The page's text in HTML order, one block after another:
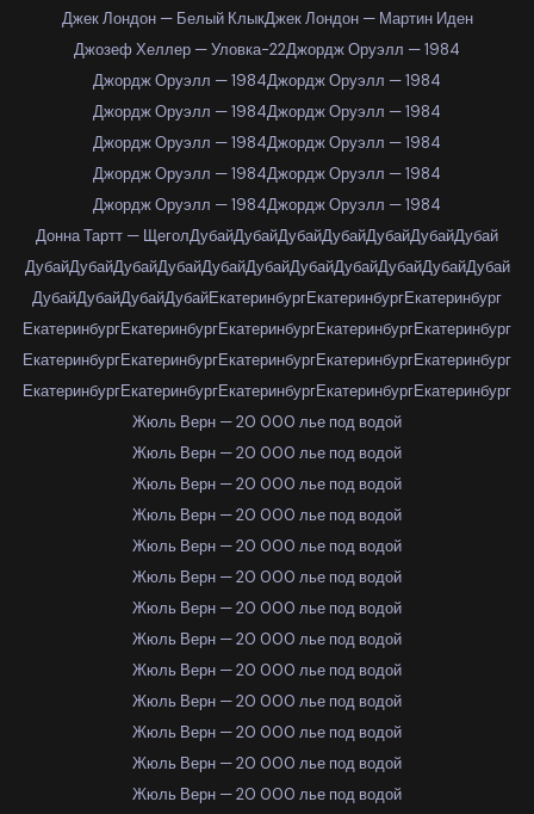
Джек Лондон — Белый КлыкДжек Лондон — Мартин Иден
Джозеф Хеллер — Уловка-22Джордж Оруэлл — 1984
Джордж Оруэлл — 1984Джордж Оруэлл — 1984
Джордж Оруэлл — 1984Джордж Оруэлл — 1984
Джордж Оруэлл — 1984Джордж Оруэлл — 1984
Джордж Оруэлл — 1984Джордж Оруэлл — 1984
Джордж Оруэлл — 1984Джордж Оруэлл — 1984
Донна Тартт — ЩеголДубайДубайДубайДубайДубайДубайДубай
ДубайДубайДубайДубайДубайДубайДубайДубайДубайДубайДубай
ДубайДубайДубайДубайЕкатеринбургЕкатеринбургЕкатеринбург
ЕкатеринбургЕкатеринбургЕкатеринбургЕкатеринбургЕкатеринбург
ЕкатеринбургЕкатеринбургЕкатеринбургЕкатеринбургЕкатеринбург
ЕкатеринбургЕкатеринбургЕкатеринбургЕкатеринбургЕкатеринбург
Жюль Верн — 20 000 лье под водой
Жюль Верн — 20 000 лье под водой
Жюль Верн — 20 000 лье под водой
Жюль Верн — 20 000 лье под водой
Жюль Верн — 20 000 лье под водой
Жюль Верн — 20 000 лье под водой
Жюль Верн — 20 000 лье под водой
Жюль Верн — 20 000 лье под водой
Жюль Верн — 20 000 лье под водой
Жюль Верн — 20 000 лье под водой
Жюль Верн — 20 000 лье под водой
Жюль Верн — 20 000 лье под водой
Жюль Верн — 20 000 лье под водой